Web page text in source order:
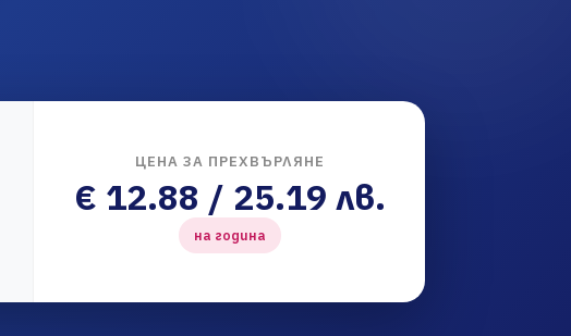
ЦЕНА ЗА ПРЕХВЪРЛЯНЕ
€ 12.88 / 25.19 лв.
на година